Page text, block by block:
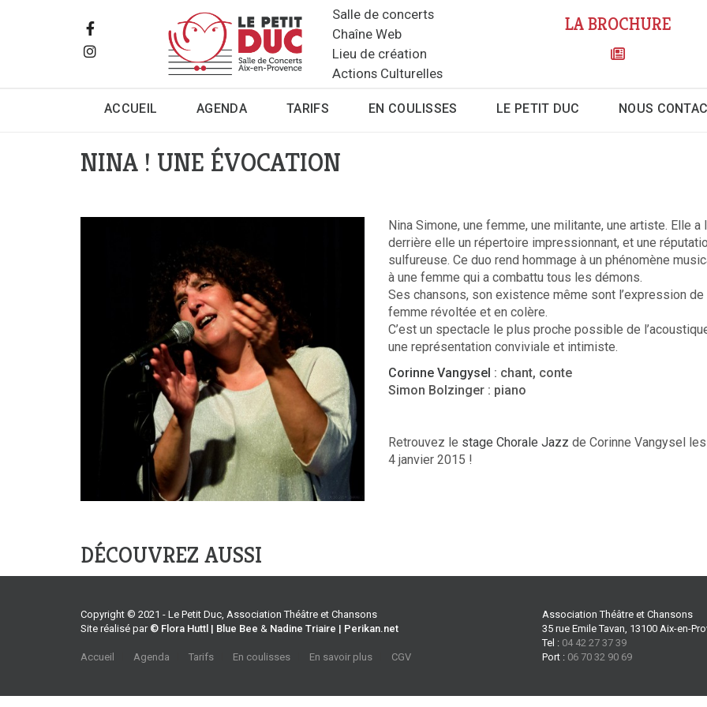
Salle de concerts
Chaîne Web
Lieu de création
Actions Culturelles
LA BROCHURE
ACCUEIL AGENDA TARIFS EN COULISSES LE PETIT DUC NOUS
NINA ! UNE ÉVOCATION
Nina Simone, une femme, une militante, une artiste. Elle a
derrière elle un répertoire impressionnant, et une
sulfureuse. Ce duo rend hommage à un phénomène
à une femme qui a combattu tous les démons.
Ses chansons, son existence même sont l’expression de
femme révoltée et en colère.
C’est un spectacle le plus proche possible de
une représentation conviviale et intimiste.
Corinne Vangysel : chant, conte
Simon Bolzinger : piano
Retrouvez le stage Chorale Jazz de Corinne Vangysel
4 janvier 2015 !
DÉCOUVREZ AUSSI
Copyright © 2021 - Le Petit Duc, Association Théâtre et Chansons
Site réalisé par © Flora Huttl | Blue Bee & Nadine Triaire | Perikan.net
Accueil Agenda Tarifs En coulisses En savoir plus CGV
Association Théâtre et Chansons
35 rue Emile Tavan, 13100 Aix-en-
Tel : 04 42 27 37 39
Port : 06 70 32 90 69